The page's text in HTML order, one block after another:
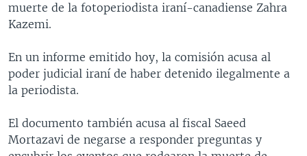
búsqueda
COLOMBIA
CHILE
PERÚ
ECUADOR
BRASIL
COSTA RICA
EL SALVADOR
GUATEMALA
HONDURAS
OTRAS SECCIONES
INMIGRACIÓN
LIBERTAD DE PRENSA
MUNDO
ENTRETENIMIENTO Y CULTURA
ESPECIALES DE LA VOA
LIBERTAD DE PRENSA
UCRANIA
VIDEOS
PROGRAMAS TV
muerte de la fotoperiodista iraní-canadiense Zahra
Kazemi.
En un informe emitido hoy, la comisión acusa al
poder judicial iraní de haber detenido ilegalmente a
la periodista.
El documento también acusa al fiscal Saeed
Mortazavi de negarse a responder preguntas y